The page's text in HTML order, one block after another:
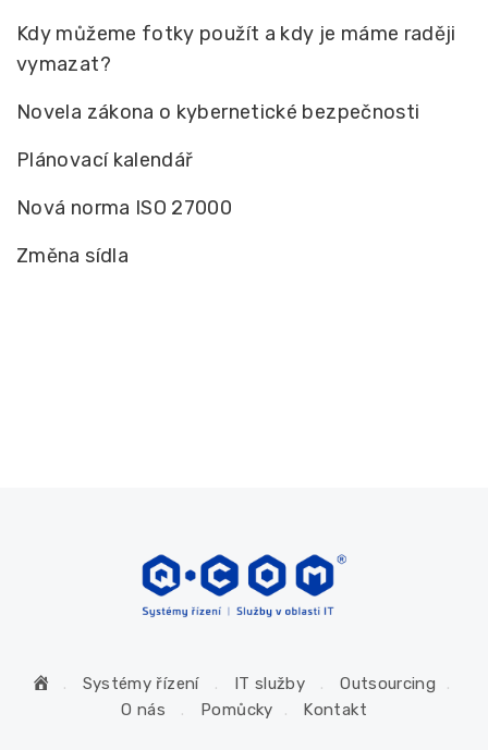
Kdy můžeme fotky použít a kdy je máme raději
vymazat?
Novela zákona o kybernetické bezpečnosti
Plánovací kalendář
Nová norma ISO 27000
Změna sídla
Systémy řízení IT služby
Outsourcing
O nás
Pomůcky Kontakt